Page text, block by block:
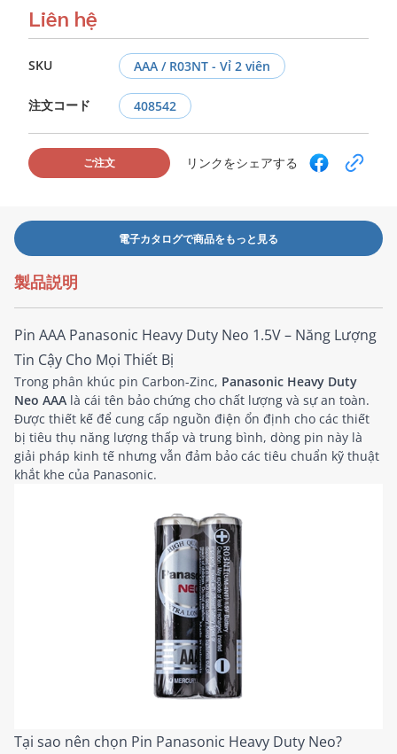
Liên hệ
SKU AAA / R03NT - Vỉ 2 viên
注文コード 408542
ご注文 リンクをシェアする
電子カタログで商品をもっと見る
製品説明
Pin AAA Panasonic Heavy Duty Neo 1.5V – Năng Lượng
Tin Cậy Cho Mọi Thiết Bị
Trong phân khúc pin Carbon-Zinc, Panasonic Heavy Duty
Neo AAA là cái tên bảo chứng cho chất lượng và sự an toàn.
Được thiết kế để cung cấp nguồn điện ổn định cho các thiết
bị tiêu thụ năng lượng thấp và trung bình, dòng pin này là
giải pháp kinh tế nhưng vẫn đảm bảo các tiêu chuẩn kỹ thuật
khắt khe của Panasonic.
Tại sao nên chọn Pin Panasonic Heavy Duty Neo?